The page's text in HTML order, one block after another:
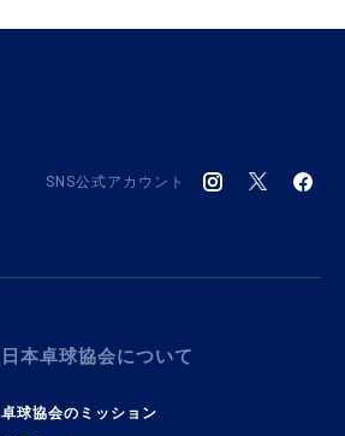
SNS公式アカウント
日本卓球協会について
卓球協会のミッション